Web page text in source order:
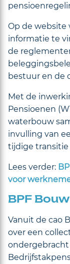
Op de website
informatie te
de
bestuur en de
Met de
Pensioenen
waterbouw
invulling van
tijdige transitie
Lees verder:
voor
BPF Bouw
Vanuit de cao
over een